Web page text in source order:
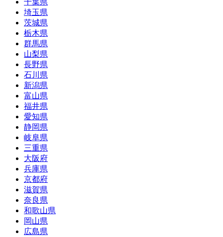
千葉県
埼玉県
茨城県
栃木県
群馬県
山梨県
長野県
石川県
新潟県
富山県
福井県
愛知県
静岡県
岐阜県
三重県
大阪府
兵庫県
京都府
滋賀県
奈良県
和歌山県
岡山県
広島県